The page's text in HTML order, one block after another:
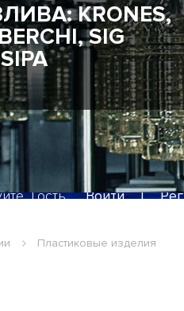
KRONES,
SIG
Гость Войти|
Пластиковые изделия